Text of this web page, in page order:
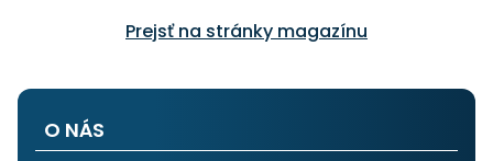
Prejsť na stránky magazínu
O NÁS